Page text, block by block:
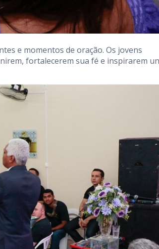
e momentos de oração. Os jovens
fortalecerem sua fé e inspirarem